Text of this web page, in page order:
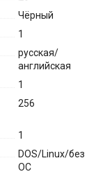
Чёрный
1
русская/
английская
1
256
1
DOS/Linux/без
ОС